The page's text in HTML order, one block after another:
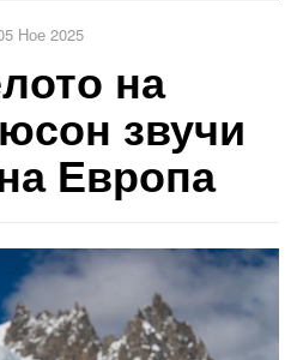
Ное 2025
на
звучи
Европа